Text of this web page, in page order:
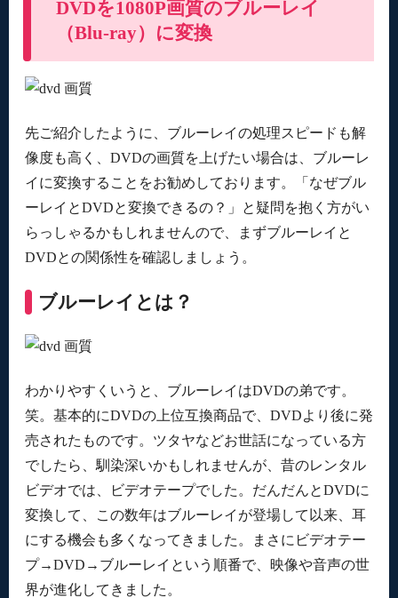
DVDを1080P画質のブルーレイ
（Blu-ray）に変換
先ご紹介したように、ブルーレイの処理スピードも解
像度も高く、DVDの画質を上げたい場合は、ブルーレ
イに変換することをお勧めしております。「なぜブル
ーレイとDVDと変換できるの？」と疑問を抱く方がい
らっしゃるかもしれませんので、まずブルーレイと
DVDとの関係性を確認しましょう。
ブルーレイとは？
わかりやすくいうと、ブルーレイはDVDの弟です。
笑。基本的にDVDの上位互換商品で、DVDより後に発
売されたものです。ツタヤなどお世話になっている方
でしたら、馴染深いかもしれませんが、昔のレンタル
ビデオでは、ビデオテープでした。だんだんとDVDに
変換して、この数年はブルーレイが登場して以来、耳
にする機会も多くなってきました。まさにビデオテー
プ→DVD→ブルーレイという順番で、映像や音声の世
界が進化してきました。